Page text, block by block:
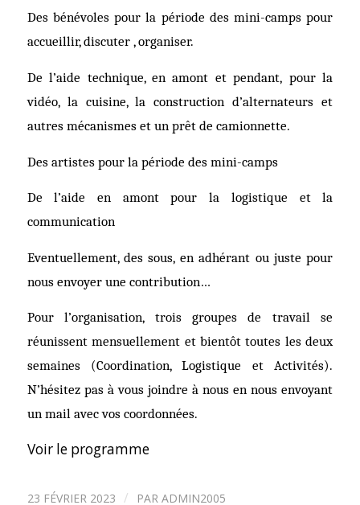
Des bénévoles pour la période des mini-camps pour
accueillir, discuter ,organiser.
De l’aide technique, en amont et pendant, pourla
vidéo, la cuisine, la construction d’alternateurs et
autres mécanismes et un prêt de camionnette.
Des artistes pourla période des mini-camps
De l’aide en amont pour la logistique et la
communication
Eventuellement, des sous, en adhérant ou juste pour
nous envoyer une contribution…
Pour l’organisation, trois groupes de travail se
réunissent mensuellement et bientôt toutes les deux
semaines (Coordination, Logistique et Activités).
N’hésitez pas à vous joindre à nous en nous envoyant
un mail avec vos coordonnées.
Voir le programme
23 FÉVRIER 2023 / PAR ADMIN2005